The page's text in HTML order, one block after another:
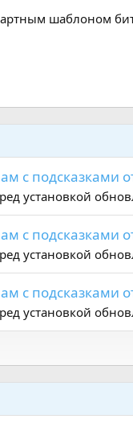
шаблоном
с
установкой
с
установкой
с
установкой